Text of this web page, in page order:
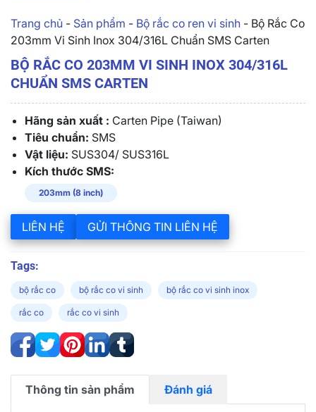
Trang chủ - Sản phẩm - Bộ rắc co ren vi sinh - Bộ Rắc Co
203mm Vi Sinh Inox 304/316L Chuẩn SMS Carten
BỘ RẮC CO 203MM VI SINH INOX 304/316L
CHUẨN SMS CARTEN
Hãng sản xuất : Carten Pipe (Taiwan)
Tiêu chuẩn: SMS
Vật liệu: SUS304/ SUS316L
Kích thước SMS:
203mm (8 inch)
LIÊN HỆ GỬI THÔNG TIN LIÊN HỆ
Tags:
bộ rắc co bộ rắc co vi sinh bộ rắc co vi sinh inox
rắc co rắc co vi sinh
Thông tin sản phẩm Đánh giá